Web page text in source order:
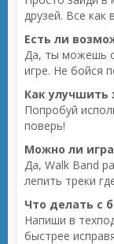
друзей. Все как
Есть ли
Да, ты можешь
игре. Не бойся
Как улучшить
Попробуй
поверь!
Можно ли
Да, Walk Band
лепить треки
Что делать с
Напиши в
быстрее